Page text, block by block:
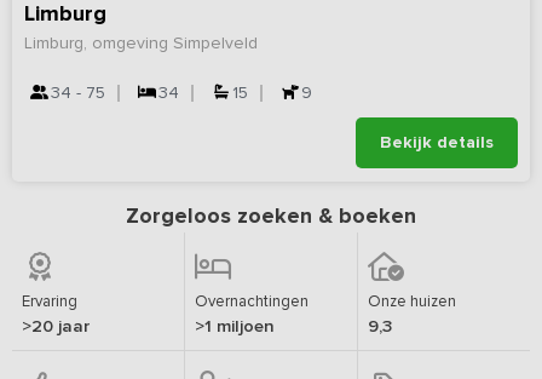
Limburg
Limburg, omgeving Simpelveld
34 - 75 34 15 9
Bekijk details
Zorgeloos zoeken & boeken
Ervaring
>20 jaar
Overnachtingen
>1 miljoen
Onze huizen
9,3